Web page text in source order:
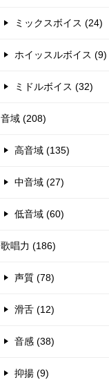
ミックスボイス (24)
ホイッスルボイス (9)
ミドルボイス (32)
音域 (208)
高音域 (135)
中音域 (27)
低音域 (60)
歌唱力 (186)
声質 (78)
滑舌 (12)
音感 (38)
抑揚 (9)